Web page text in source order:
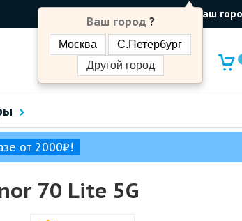
Ваш
Ваш город ?
Москва
С.Петербург
Другой город
от 2000₽!
70 Lite 5G